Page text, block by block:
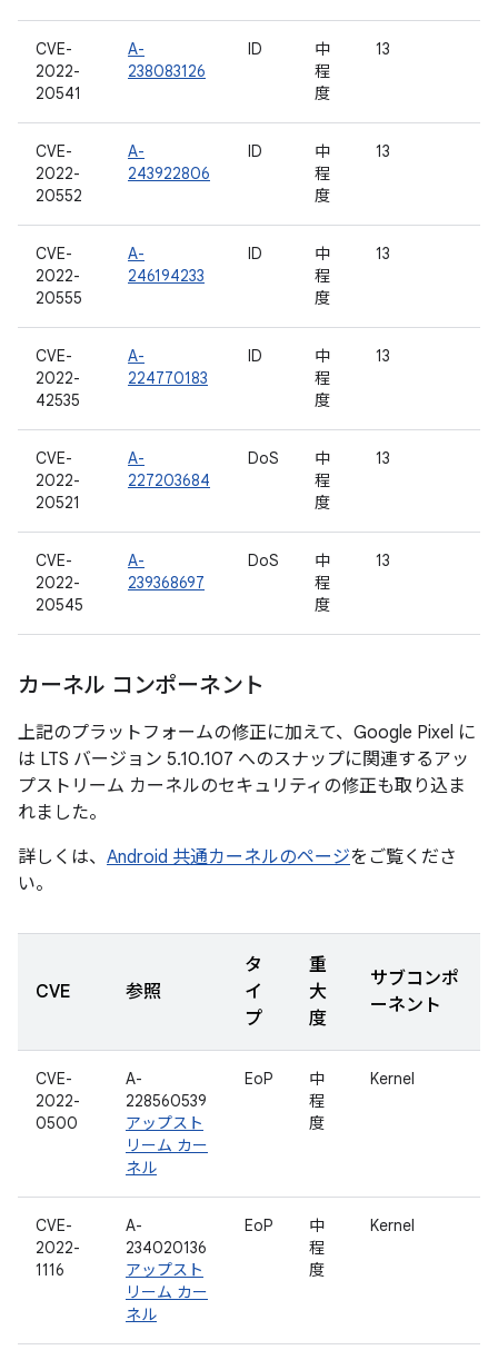
CVE-
2022-
20541
A-
238083126
ID
中
程
度
13
CVE-
2022-
20552
A-
243922806
ID
中
程
度
13
CVE-
2022-
20555
A-
246194233
ID
中
程
度
13
CVE-
2022-
42535
A-
224770183
ID
中
程
度
13
CVE-
2022-
20521
A-
227203684
DoS
中
程
度
13
CVE-
2022-
20545
A-
239368697
DoS
中
程
度
13
カーネル コンポーネント
上記のプラットフォームの修正に加えて、Google Pixel に
は LTS バージョン 5.10.107 へのスナップに関連するアッ
プストリーム カーネルのセキュリティの修正も取り込ま
れました。
詳しくは、 Android 共通カーネルのページをご覧くださ
い。
CVE 参照
タ
イ
プ
重
大
度
サブコンポ
ーネント
CVE-
2022-
0500
A-
228560539
アップスト
リーム カー
ネル
EoP
中
程
度
Kernel
CVE-
2022-
1116
A-
234020136
アップスト
リーム カー
ネル
EoP
中
程
度
Kernel